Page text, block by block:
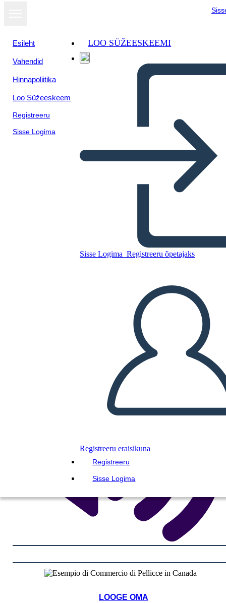
Esileht
Vahendid
Hinnapoliitika
Loo Süžeeskeem
Registreeru
Sisse Logima
LOO SÜŽEESKEEMI
Sisse Logima Registreeru õpetajaks
Registreeru eraisikuna
Registreeru
Sisse Logima
Esempio di Commercio di
Pellicce in Canada
LUUA STORYBOARD
ESITA SLAIDIESITLUST
LOE MULLE
LOOGE OMA